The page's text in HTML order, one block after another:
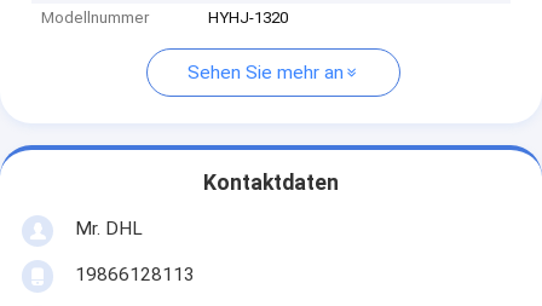
Modellnummer
HYHJ-1320
Sehen Sie mehr an
Kontaktdaten
Mr. DHL
19866128113